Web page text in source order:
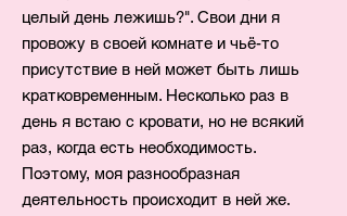
целый день лежишь?". Свои дни я
провожу в своей комнате и чьё-то
присутствие в ней может быть лишь
кратковременным. Несколько раз в
день я встаю с кровати, но не всякий
раз, когда есть необходимость.
Поэтому, моя разнообразная
деятельность происходит в ней же.